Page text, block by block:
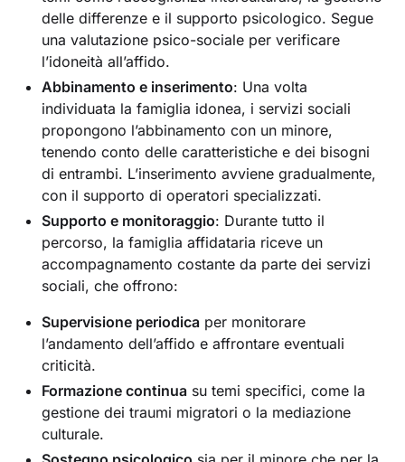
delle differenze e il supporto psicologico. Segue
una valutazione psico-sociale per verificare
l’idoneità all’affido.
Abbinamento e inserimento: Una volta
individuata la famiglia idonea, i servizi sociali
propongono l’abbinamento con un minore,
tenendo conto delle caratteristiche e dei bisogni
di entrambi. L’inserimento avviene gradualmente,
con il supporto di operatori specializzati.
Supporto e monitoraggio: Durante tutto il
percorso, la famiglia affidataria riceve un
accompagnamento costante da parte dei servizi
sociali, che offrono:
Supervisione periodica per monitorare
l’andamento dell’affido e affrontare eventuali
criticità.
Formazione continua su temi specifici, come la
gestione dei traumi migratori o la mediazione
culturale.